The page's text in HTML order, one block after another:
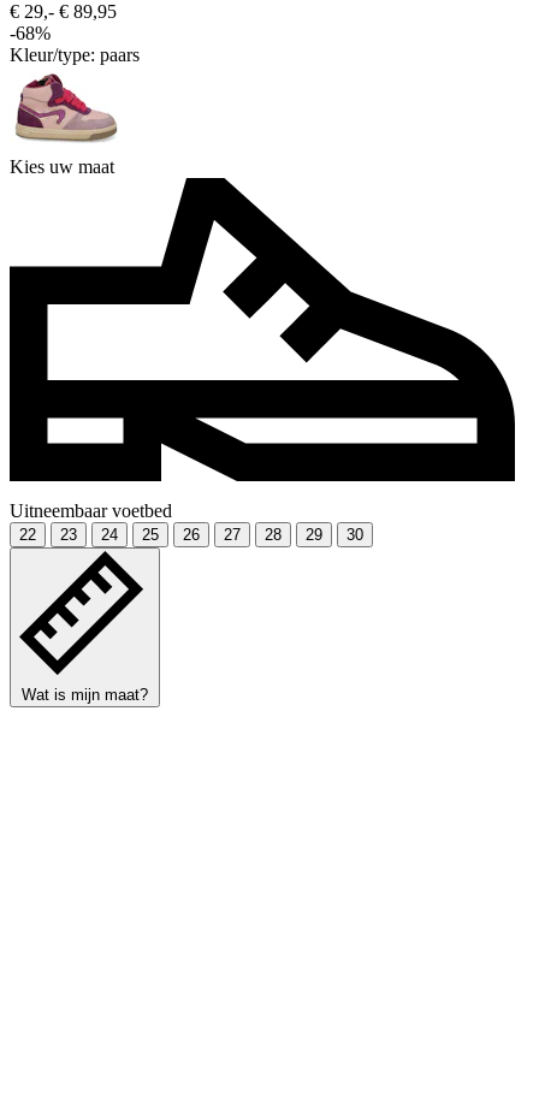
€ 29,- € 89,95
-68%
Kleur/type: paars
Kies uw maat
Uitneembaar voetbed
22 23 24 25 26 27 28 29 30
Wat is mijn maat?